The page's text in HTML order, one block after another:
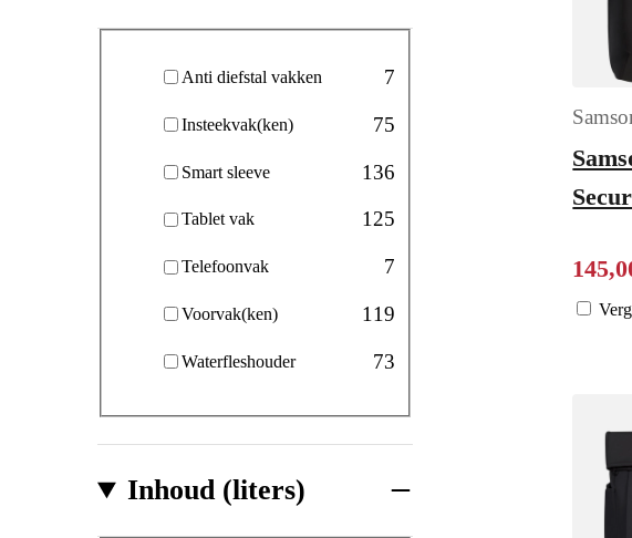
Anti diefstal vakken
7
Insteekvak(ken) 75
Smart sleeve 136
Tablet vak 125
Telefoonvak 7
Voorvak(ken) 119
Waterfleshouder 73
Inhoud (liters)
black
145,